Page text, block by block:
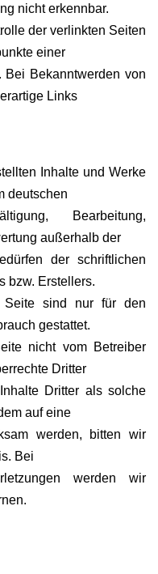
nicht erkennbar.
der verlinkten Seiten
einer
Bei Bekanntwerden von
Links
Inhalte und Werke
deutschen
Bearbeitung,
außerhalb der
der schriftlichen
bzw. Erstellers.
Seite sind nur für den
gestattet.
nicht vom Betreiber
Dritter
Dritter als solche
auf eine
werden, bitten wir
Bei
werden wir